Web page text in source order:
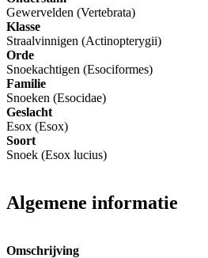
Gewervelden (Vertebrata)
Klasse
Straalvinnigen (Actinopterygii)
Orde
Snoekachtigen (Esociformes)
Familie
Snoeken (Esocidae)
Geslacht
Esox (Esox)
Soort
Snoek (Esox lucius)
Algemene informatie
Omschrijving